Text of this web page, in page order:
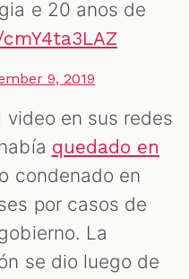
e 20 anos de
9, 2019
video en sus redes
quedado en
condenado en
por casos de
La
se dio luego de